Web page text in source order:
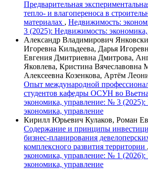
Предварительная
тепло- и влагопереноса в
материалах , Недвижимость:
3 (2025): Недвижимость:
Александр Владимирович
Игоревна Кильдеева, Дарья
Евгения Дмитриевна Дмитрова,
Яковлева, Кристина Вячеславовна
Алексеевна Козенкова, Артём
Опыт международной
студентов кафедры ОСУН во
экономика, управление: № 3
экономика, управление
Кирилл Юрьевич Кулаков, Роман
Содержание и принципы
бизнес-планирования
комплексного развития территории ,
экономика, управление: № 1
экономика, управление